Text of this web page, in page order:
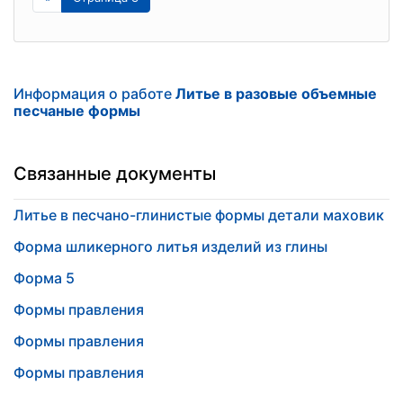
Информация о работе Литье в разовые объемные
песчаные формы
Связанные документы
Литье в песчано-глинистые формы детали маховик
Форма шликерного литья изделий из глины
Форма 5
Формы правления
Формы правления
Формы правления